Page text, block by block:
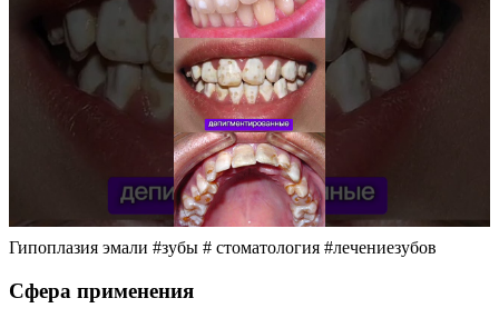
Гипоплазия эмали #зубы # стоматология #лечениезубов
Сфера применения